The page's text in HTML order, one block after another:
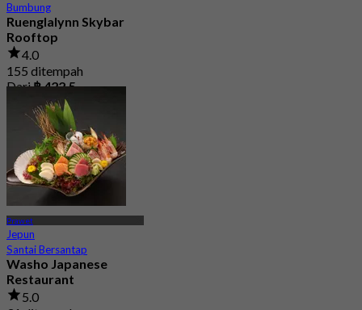
Bumbung
Ruenglalynn Skybar
Rooftop
4.0
155 ditempah
Dari฿ 422.5
Prawet
Jepun
Santai Bersantap
Washo Japanese
Restaurant
5.0